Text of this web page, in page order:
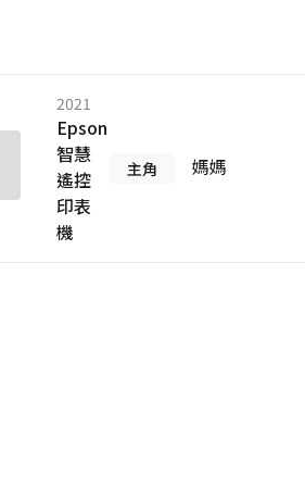
2021
Epson
智慧
遙控
印表
機
主角 媽媽